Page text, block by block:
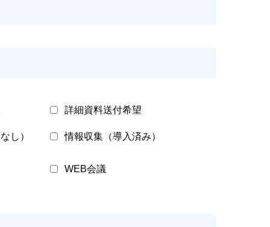
詳細資料送付希望
し） 情報収集（導入済み）
WEB会議